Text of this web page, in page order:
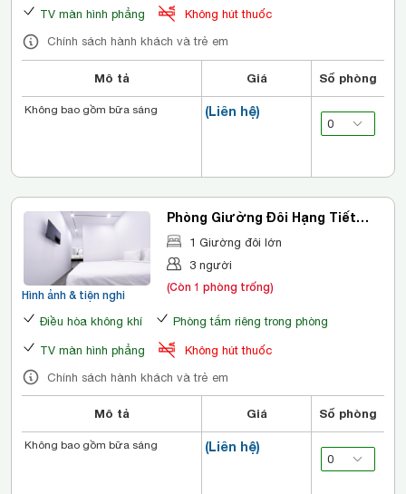
TV màn hình phẳng
Không hút thuốc
Chính sách hành khách và trẻ em
Mô tả Giá Số phòng
(Liên hệ)
Không bao gồm bữa sáng
Hình ảnh & tiện nghi
Phòng Giường Đôi Hạng Tiết
Kiệm1 Giường đôi lớn
3 người
(Còn 1 phòng trống)
Điều hòa không khí Phòng tắm riêng trong phòng
TV màn hình phẳng
Không hút thuốc
Chính sách hành khách và trẻ em
Mô tả Giá Số phòng
(Liên hệ)
Không bao gồm bữa sáng